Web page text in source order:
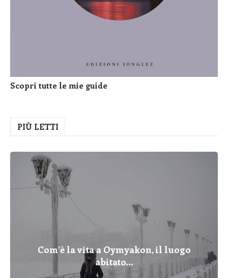
Scopri tutte le mie guide
PIÙ LETTI
Com’è la vita a Oymyakon, il luogo
abitato...